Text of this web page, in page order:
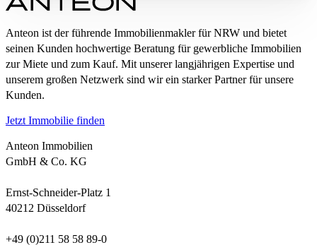
Anteon ist der führende Immobilienmakler für NRW und bietet
seinen Kunden hochwertige Beratung für gewerbliche Immobilien
zur Miete und zum Kauf. Mit unserer langjährigen Expertise und
unserem großen Netzwerk sind wir ein starker Partner für unsere
Kunden.
Jetzt Immobilie finden
Anteon Immobilien
GmbH & Co. KG
Ernst-Schneider-Platz 1
40212 Düsseldorf
+49 (0)211 58 58 89-0